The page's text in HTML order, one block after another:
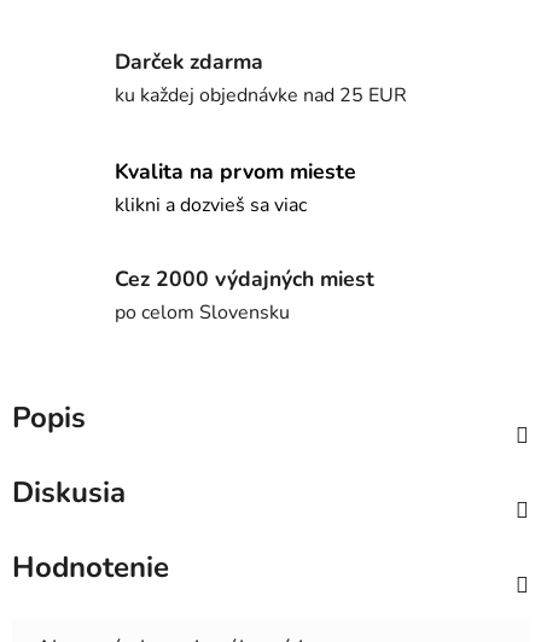
Darček zdarma
ku každej objednávke nad 25 EUR
Kvalita na prvom mieste
klikni a dozvieš sa viac
Cez 2000 výdajných miest
po celom Slovensku
Popis
Diskusia
Hodnotenie